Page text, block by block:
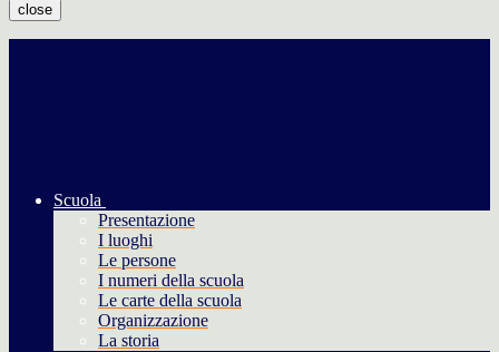
close
Scuola
Presentazione
I luoghi
Le persone
I numeri della scuola
Le carte della scuola
Organizzazione
La storia